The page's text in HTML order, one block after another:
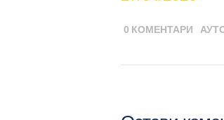
0 КОМЕНТАРИ